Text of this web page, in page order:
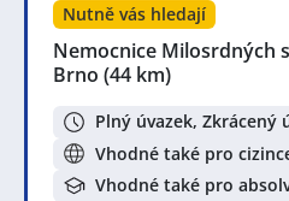
Nutně vás hledají
Nemocnice Milosrdných
Brno (44 km)
Plný úvazek, Zkrácený
Vhodné také pro
Vhodné také pro